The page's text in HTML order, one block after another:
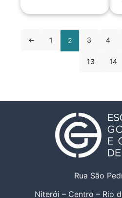
← 1 2 3 4
13 14
Rua São
Niterói – Centro – Rio